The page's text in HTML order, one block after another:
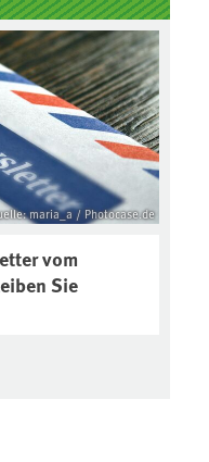
und
während
Infos
Podcast
interview/sc20
der-krume/
maria_a / Photocase.de
vom
Sie